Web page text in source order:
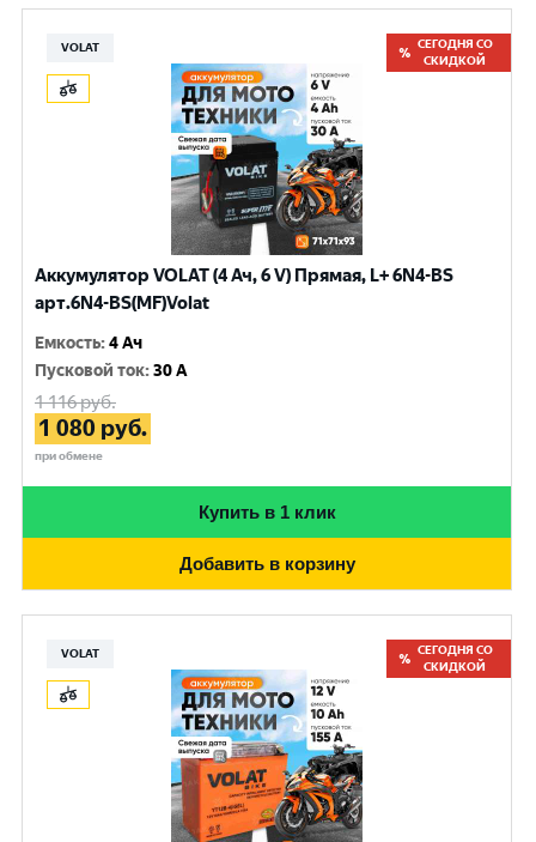
VOLAT
СЕГОДНЯ СО
СКИДКОЙ
Аккумулятор VOLAT (4 Ач, 6 V) Прямая, L+ 6N4-BS
арт.6N4-BS(MF)Volat
Емкость:4 Ач
Пусковой ток:30 A
1 116руб.
1 080 руб.
при обмене
Купить в 1 клик
Добавить в корзину
VOLAT
СЕГОДНЯ СО
СКИДКОЙ